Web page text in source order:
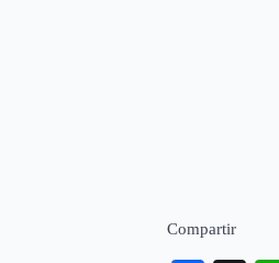
Compartir